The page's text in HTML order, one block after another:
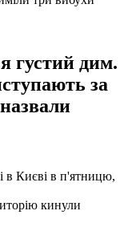
густий дим.
за
в Києві в п'ятницю,
кинули